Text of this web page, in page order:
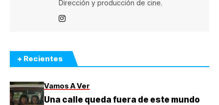
Dirección y producción de cine.
+ Recientes
Vamos A Ver
Una calle queda fuera de este mundo